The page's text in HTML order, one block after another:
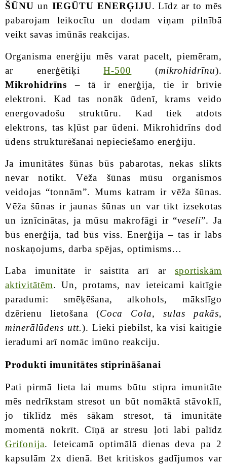
ŠŪNU un IEGŪTU ENERĢIJU. Līdz ar to mēs
pabarojam leikocītu un dodam viņam pilnībā
veikt savas imūnās reakcijas.
Organisma enerģiju mēs varat pacelt, piemēram,
ar enerģētiķiH-500 (mikrohidrīnu).
Mikrohidrīns – tā ir enerģija, tie ir brīvie
elektroni. Kad tas nonāk ūdenī, krams veido
energovadošu struktūru. Kad tiek atdots
elektrons, tas kļūst par ūdeni. Mikrohidrīns dod
ūdens strukturēšanai nepieciešamo enerģiju.
Ja imunitātes šūnas būs pabarotas, nekas slikts
nevar notikt. Vēža šūnas mūsu organismos
veidojas “tonnām”. Mums katram ir vēža šūnas.
Vēža šūnas ir jaunas šūnas un var tikt izsekotas
un iznīcinātas, ja mūsu makrofāgi ir “veseli”. Ja
būs enerģija, tad būs viss. Enerģija – tas ir labs
noskaņojums, darba spējas, optimisms…
Laba imunitāte ir saistīta arī ar sportiskām
aktivitātēm. Un, protams, nav ieteicami kaitīgie
paradumi: smēķēšana, alkohols, mākslīgo
dzērienu lietošana (Coca Cola, sulas pakās,
minerālūdens utt.). Lieki piebilst, ka visi kaitīgie
ieradumi arī nomāc imūno reakciju.
Produkti imunitātes stiprināšanai
Pati pirmā lieta lai mums būtu stipra imunitāte
mēs nedrīkstam stresot un būt nomāktā stāvoklī,
jo tiklīdz mēs sākam stresot, tā imunitāte
momentā nokrīt. Cīņā ar stresu ļoti labi palīdz
Grifonija. Ieteicamā optimālā dienas deva pa 2
kapsulām 2x dienā. Bet kritiskos gadījumos var